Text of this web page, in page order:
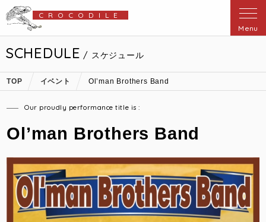
CROCODILE
Menu
SCHEDULE / スケジュール
TOP イベント Ol’man Brothers Band
Our proudly performance title is :
Ol’man Brothers Band